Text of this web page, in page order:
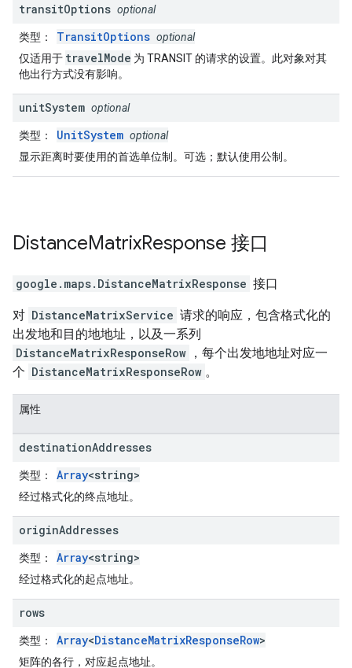
transitOptions optional
类型 ： TransitOptions optional
仅适用于 travelMode 为 TRANSIT 的请求的设置。此对象对其
他出行方式没有影响。
unitSystem optional
类型 ： UnitSystem optional
显示距离时要使用的首选单位制。可选；默认使用公制。
DistanceMatrixResponse 接口
google.maps. DistanceMatrixResponse 接口
对 DistanceMatrixService 请求的响应，包含格式化的
出发地和目的地地址，以及一系列
DistanceMatrixResponseRow ，每个出发地地址对应一
个 DistanceMatrixResponseRow 。
属性
destinationAddresses
类型 ： Array<string>
经过格式化的终点地址。
originAddresses
类型 ： Array<string>
经过格式化的起点地址。
rows
类型 ： Array<DistanceMatrixResponseRow>
矩阵的各行，对应起点地址。